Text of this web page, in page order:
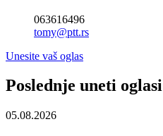
063616496
tomy@ptt.rs
Unesite vaš oglas
Poslednje uneti oglasi
05.08.2026